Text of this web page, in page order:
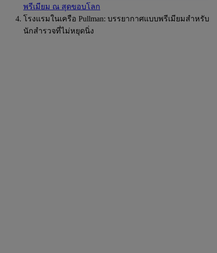
พรีเมียม ณ สุดขอบโลก
โรงแรมในเครือ Pullman: บรรยากาศแบบพรีเมียมสำหรับ
นักสำรวจที่ไม่หยุดนิ่ง